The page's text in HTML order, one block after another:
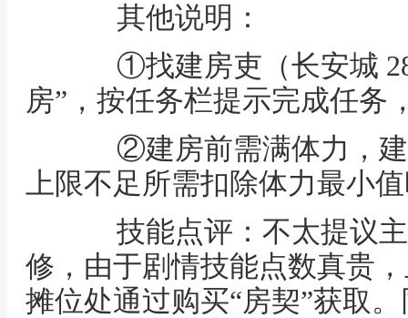
其他说明：
①找建房吏（长安城
房”，按任务栏提示完成任务
②建房前需满体力，建
上限不足所需扣除体力最小
技能点评：不太提议主
修，由于剧情技能点数真贵
摊位处通过购买“房契”获取